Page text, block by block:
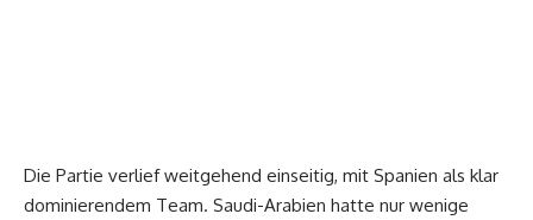
Die Partie verlief weitgehend einseitig, mit Spanien als klar
dominierendem Team. Saudi-Arabien hatte nur wenige